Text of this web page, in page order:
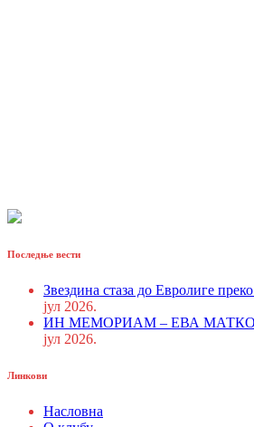
Последње вести
Звездина стаза до Евролиге
јул 2026.
ИН МЕМОРИАМ – ЕВА
јул 2026.
Линкови
Насловна